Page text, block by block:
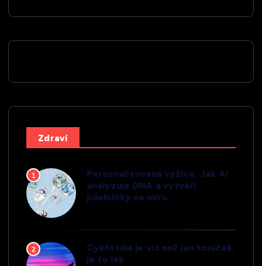
Zdraví
1
Personalizovaná výživa: Jak AI
analyzuje DNA a vytváří
jídelníčky na míru
2
Cyklistika je víc než jen koníček,
je to lék